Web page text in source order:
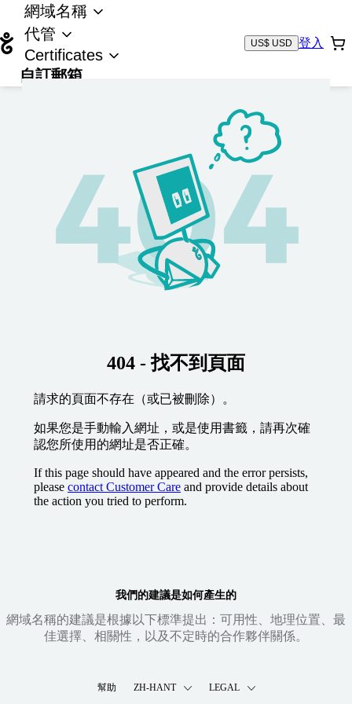
網域名稱
代管
Certificates
自訂郵箱
US$ USD 登入
404 - 找不到頁面
請求的頁面不存在（或已被刪除）。
如果您是手動輸入網址，或是使用書籤，請再次確
認您所使用的網址是否正確。
If this page should have appeared and the error persists,
please contact Customer Care and provide details about
the action you tried to perform.
我們的建議是如何產生的
網域名稱的建議是根據以下標準提出：可用性、地理位置、最
佳選擇、相關性，以及不定時的合作夥伴關係。
幫助 ZH-HANT LEGAL